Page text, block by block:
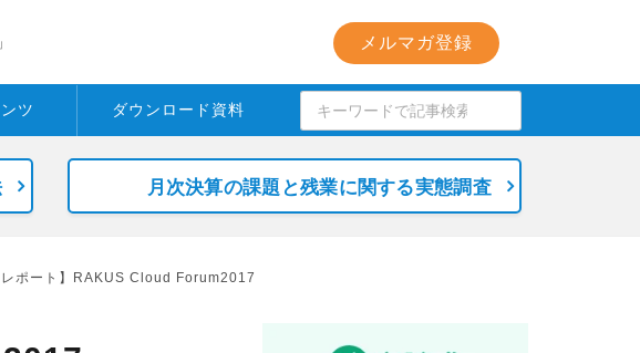
メルマガ登録
ツ ダウンロード資料
月次決算の課題と残業に関する実態調査
ポート】RAKUS Cloud Forum2017